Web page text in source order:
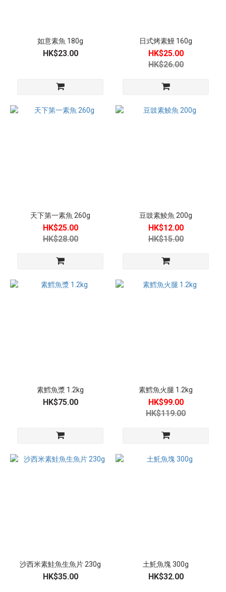
如意素魚 180g
HK$23.00
日式烤素鰻 160g
HK$25.00
HK$26.00
天下第一素魚 260g
HK$25.00
HK$28.00
豆豉素鯪魚 200g
HK$12.00
HK$15.00
素鱈魚漿 1.2kg
HK$75.00
素鱈魚火腿 1.2kg
HK$99.00
HK$119.00
沙西米素鮭魚生魚片 230g
HK$35.00
土魠魚塊 300g
HK$32.00